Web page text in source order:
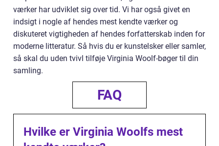
værker har udviklet sig over tid. Vi har også givet en
indsigt i nogle af hendes mest kendte værker og
diskuteret vigtigheden af hendes forfatterskab inden for
moderne litteratur. Så hvis du er kunstelsker eller samler,
så skal du uden tvivl tilføje Virginia Woolf-bøger til din
samling.
FAQ
Hvilke er Virginia Woolfs mest